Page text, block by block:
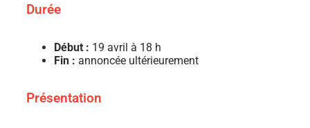
Durée
Début : 19 avril à 18 h
Fin : annoncée ultérieurement
Présentation